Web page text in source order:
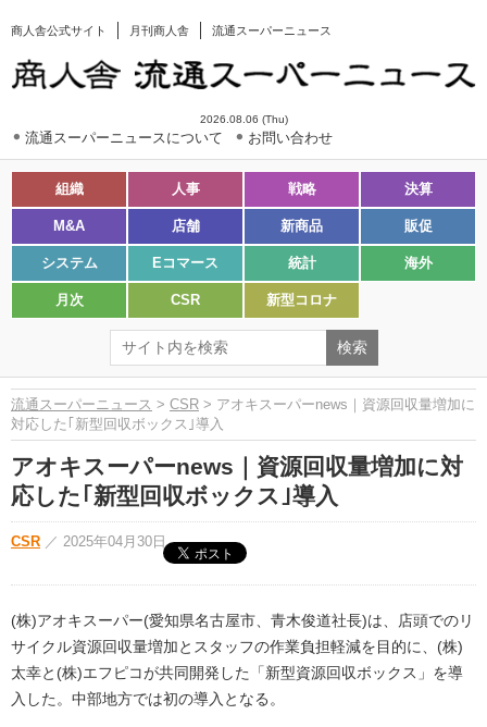
商人舎公式サイト 月刊商人舎 流通スーパーニュース
2026.08.06 (Thu)
流通スーパーニュースについて お問い合わせ
組織 人事 戦略 決算
M&A 店舗 新商品 販促
システム Eコマース 統計 海外
月次 CSR 新型コロナ
流通スーパーニュース > CSR > アオキスーパーnews｜資源回収量増加に
対応した｢新型回収ボックス｣導入
アオキスーパーnews｜資源回収量増加に対
応した｢新型回収ボックス｣導入
CSR ／ 2025年04月30日
(株)アオキスーパー(愛知県名古屋市、青木俊道社長)は、店頭でのリ
サイクル資源回収量増加とスタッフの作業負担軽減を目的に、(株)
太幸と(株)エフピコが共同開発した「新型資源回収ボックス」を導
入した。中部地方では初の導入となる。